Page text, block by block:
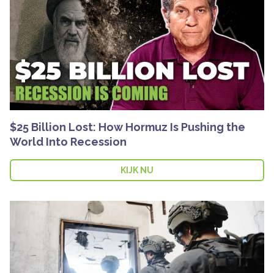
$25 Billion Lost: How Hormuz Is Pushing the
World Into Recession
KIJK NU